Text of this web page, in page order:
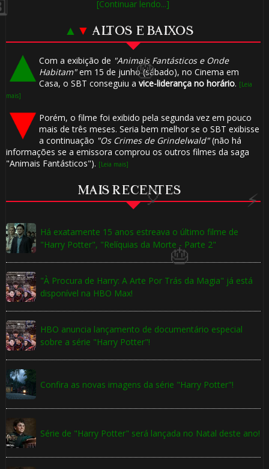
[Continuar lendo...]
▲ ▼ ALTOS E BAIXOS
Com a exibição de "Animais Fantásticos e Onde
Habitam"em 15 de junho (sábado), no Cinema em
Casa, o SBT conseguiu a vice-liderança no horário. [Leia
mais]
Porém, o filme foi exibido pela segunda vez em pouco
mais de três meses. Seria bem melhor se o SBT exibisse
a continuação "Os Crimes de Grindelwald"(não há
informações se a emissora comprou os outros filmes da saga
"Animais Fantásticos"). [Leia mais]
MAIS RECENTES
Há exatamente 15 anos estreava o último filme de
"Harry Potter", "Relíquias da Morte - Parte 2"
"À Procura de Harry: A Arte Por Trás da Magia" já está
disponível na HBO Max!
HBO anuncia lançamento de documentário especial
sobre a série "Harry Potter"!
Confira as novas imagens da série "Harry Potter"!
Série de "Harry Potter" será lançada no Natal deste ano!
1️⃣ 8️⃣
🎈
1️⃣ 8️⃣